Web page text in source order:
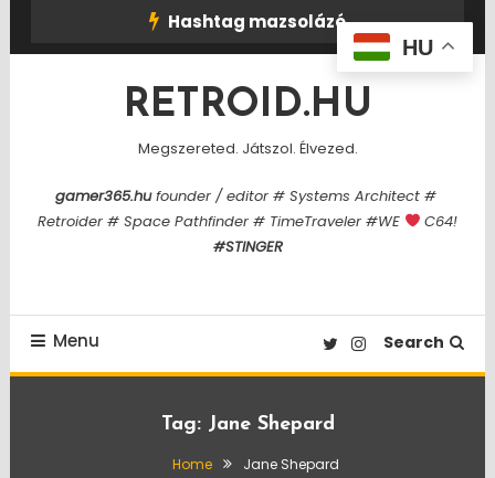
Hashtag mazsolázó
RETROID.HU
Megszereted. Játszol. Élvezed.
gamer365.hufounder / editor # Systems Architect #
Retroider # Space Pathfinder # TimeTraveler #WE
C64!
#STINGER
Menu Search
Tag: Jane Shepard
Home Jane Shepard
HU